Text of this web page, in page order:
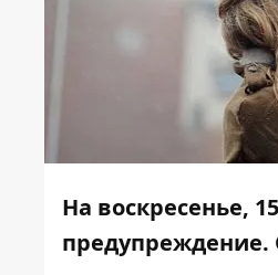
На воскресенье,